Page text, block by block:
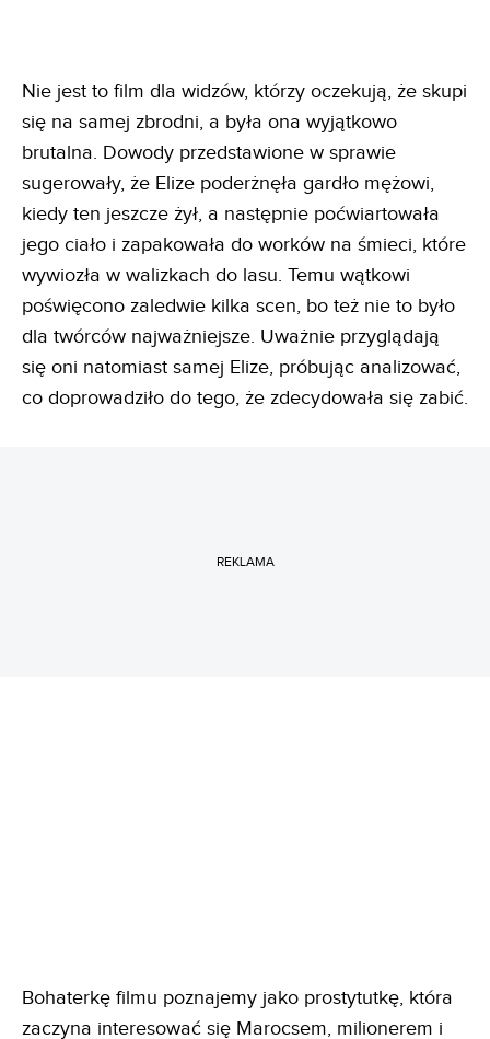
Nie jest to film dla widzów, którzy oczekują, że skupi
się na samej zbrodni, a była ona wyjątkowo
brutalna. Dowody przedstawione w sprawie
sugerowały, że Elize poderżnęła gardło mężowi,
kiedy ten jeszcze żył, a następnie poćwiartowała
jego ciało i zapakowała do worków na śmieci, które
wywiozła w walizkach do lasu. Temu wątkowi
poświęcono zaledwie kilka scen, bo też nie to było
dla twórców najważniejsze. Uważnie przyglądają
się oni natomiast samej Elize, próbując analizować,
co doprowadziło do tego, że zdecydowała się zabić.
REKLAMA
Bohaterkę filmu poznajemy jako prostytutkę, która
zaczyna interesować się Marocsem, milionerem i